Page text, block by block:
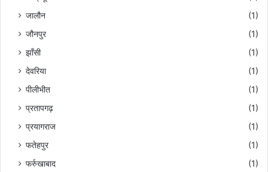
जालौन
(1)
जौनपुर
(1)
झाँसी
(1)
देवरिया
(1)
पीलीभीत
(1)
प्रतापगढ़
(1)
प्रयागराज
(1)
फतेहपुर
(1)
फर्रुखाबाद
(1)